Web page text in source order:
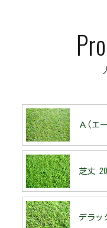
Ａ(エ
芝丈
デラッ